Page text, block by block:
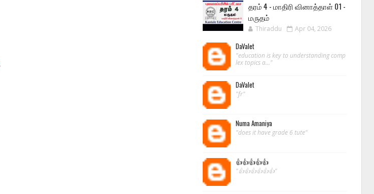
தரம் 4 - மாதிரி வினாத்தாள் 01 -
மருதம்
Thiraddu Apr 04, 2026
DaValet
"education is key to understanding comp
lex topics a..."
DaValet
"fr"
Numa Amaniya
"does it have grade 6 tute"
👍👍👍👍👍
"👍👍👍👍👍👍"